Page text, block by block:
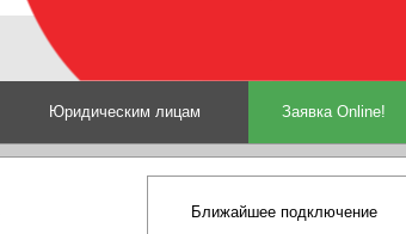
Юридическим лицам Заявка Online!
Ближайшее подключение